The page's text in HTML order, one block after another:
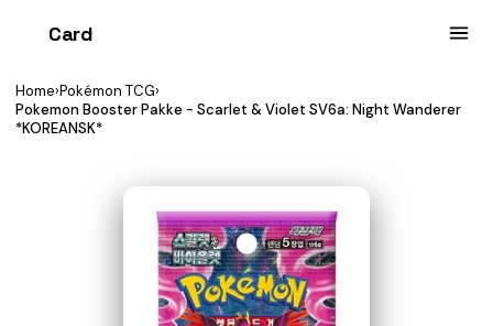
Card
Home›Pokémon TCG›
Pokemon Booster Pakke - Scarlet & Violet SV6a: Night Wanderer
*KOREANSK*